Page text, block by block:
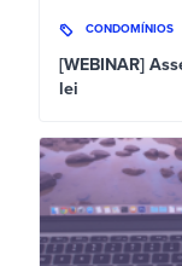
CONDOMÍNIOS
[WEBINAR]
lei